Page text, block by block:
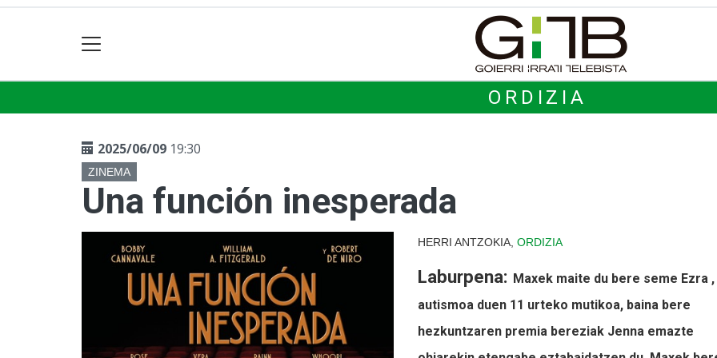
ORDIZIA
2025/06/09 19:30
ZINEMA
Una función inesperada
HERRI ANTZOKIA, ORDIZIA
Laburpena: Maxek maite du bere seme Ezra ,
autismoa duen 11 urteko mutikoa, baina bere
hezkuntzaren premia bereziak Jenna emazte